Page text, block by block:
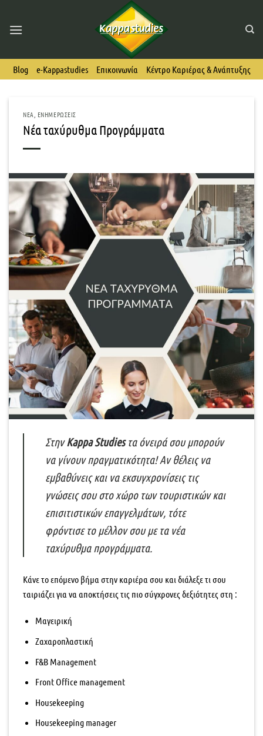
content
Blog e-Kappastudies Επικοινωνία Κέντρο Καριέρας & Ανάπτυξης
ΝΈΑ ΕΝΗΜΕΡΏΣΕΙΣ
Νέα ταχύρυθμα Προγράμματα
ΣτηνKappa Studiesτα όνειρά σου μπορούν
να γίνουν πραγματικότητα! Αν θέλεις να
εμβαθύνεις και να εκσυγχρονίσεις τις
γνώσεις σου στο χώρο των τουριστικών και
επισιτιστικών επαγγελμάτων, τότε
φρόντισε το μέλλον σου με τα νέα
ταχύρυθμα προγράμματα.
Κάνε το επόμενο βήμα στην καριέρα σου και διάλεξε τι σου
ταιριάζει για να αποκτήσεις τις πιο σύγχρονες δεξιότητες στη :
Μαγειρική
Ζαχαροπλαστική
F&B Management
Front Οffice management
Housekeeping
Housekeeping manager